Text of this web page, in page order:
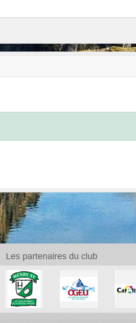
Les partenaires du club